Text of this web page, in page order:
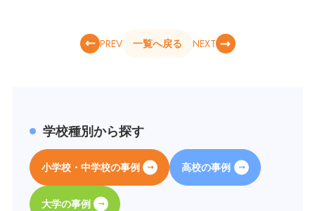
PREV 一覧へ戻る NEXT
学校種別から探す
小学校・中学校の事例 高校の事例
大学の事例